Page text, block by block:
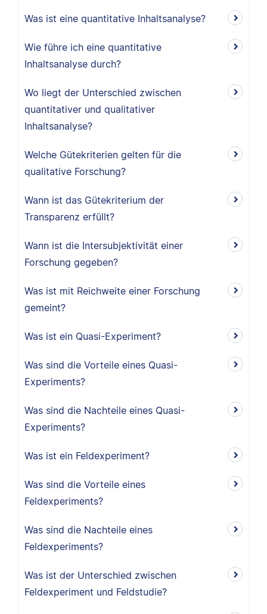
Was ist eine quantitative Inhaltsanalyse?
Wie führe ich eine quantitative
Inhaltsanalyse durch?
Wo liegt der Unterschied zwischen
quantitativer und qualitativer
Inhaltsanalyse?
Welche Gütekriterien gelten für die
qualitative Forschung?
Wann ist das Gütekriterium der
Transparenz erfüllt?
Wann ist die Intersubjektivität einer
Forschung gegeben?
Was ist mit Reichweite einer Forschung
gemeint?
Was ist ein Quasi-Experiment?
Was sind die Vorteile eines Quasi-
Experiments?
Was sind die Nachteile eines Quasi-
Experiments?
Was ist ein Feldexperiment?
Was sind die Vorteile eines
Feldexperiments?
Was sind die Nachteile eines
Feldexperiments?
Was ist der Unterschied zwischen
Feldexperiment und Feldstudie?